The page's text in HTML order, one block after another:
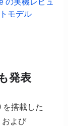
の実機レビュ
モデル
発表
搭載した
および